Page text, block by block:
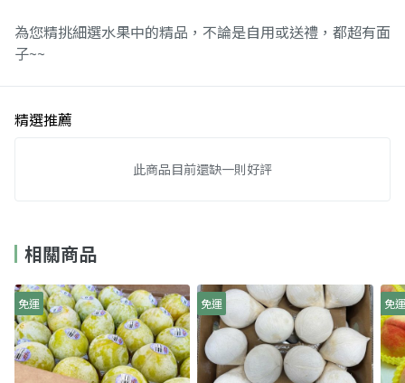
為您精挑細選水果中的精品，不論是自用或送禮，都超有面
子~~
精選推薦
此商品目前還缺一則好評
相關商品
免運 免運 免運